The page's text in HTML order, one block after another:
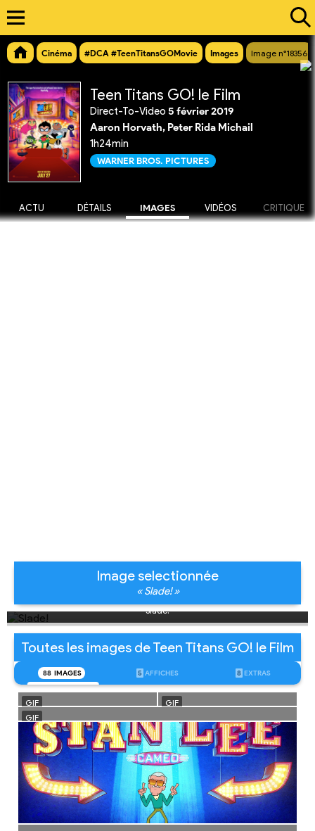
Cinéma #DCA #TeenTitansGOMovie Images Image n°18356
Teen Titans GO! le Film
Direct-To-Video 5 février 2019
Aaron Horvath, Peter Rida Michail
1h24min
WARNER BROS. PICTURES
ACTU DÉTAILS IMAGES VIDÉOS CRITIQUE
Image selectionnée
« Slade! »
Slade!
Toutes les images de Teen Titans GO! le Film
88 IMAGES 5 AFFICHES 8 EXTRAS